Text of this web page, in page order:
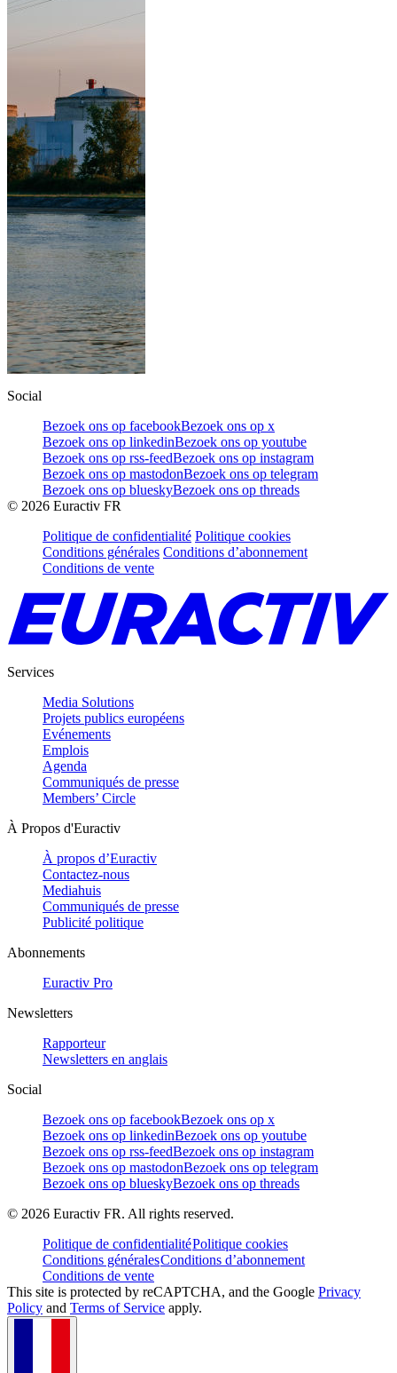
Social
Bezoek ons op facebookBezoek ons op x
Bezoek ons op linkedinBezoek ons op youtube
Bezoek ons op rss-feedBezoek ons op instagram
Bezoek ons op mastodonBezoek ons op telegram
Bezoek ons op blueskyBezoek ons op threads
© 2026 Euractiv FR
Politique de confidentialité Politique cookies
Conditions générales Conditions d’abonnement
Conditions de vente
Services
Media Solutions
Projets publics européens
Evénements
Emplois
Agenda
Communiqués de presse
Members’ Circle
À Propos d'Euractiv
À propos d’Euractiv
Contactez-nous
Mediahuis
Communiqués de presse
Publicité politique
Abonnements
Euractiv Pro
Newsletters
Rapporteur
Newsletters en anglais
Social
Bezoek ons op facebookBezoek ons op x
Bezoek ons op linkedinBezoek ons op youtube
Bezoek ons op rss-feedBezoek ons op instagram
Bezoek ons op mastodonBezoek ons op telegram
Bezoek ons op blueskyBezoek ons op threads
© 2026 Euractiv FR. All rights reserved.
Politique de confidentialitéPolitique cookies
Conditions généralesConditions d’abonnement
Conditions de vente
This site is protected by reCAPTCHA, and the Google Privacy
Policy and Terms of Service apply.